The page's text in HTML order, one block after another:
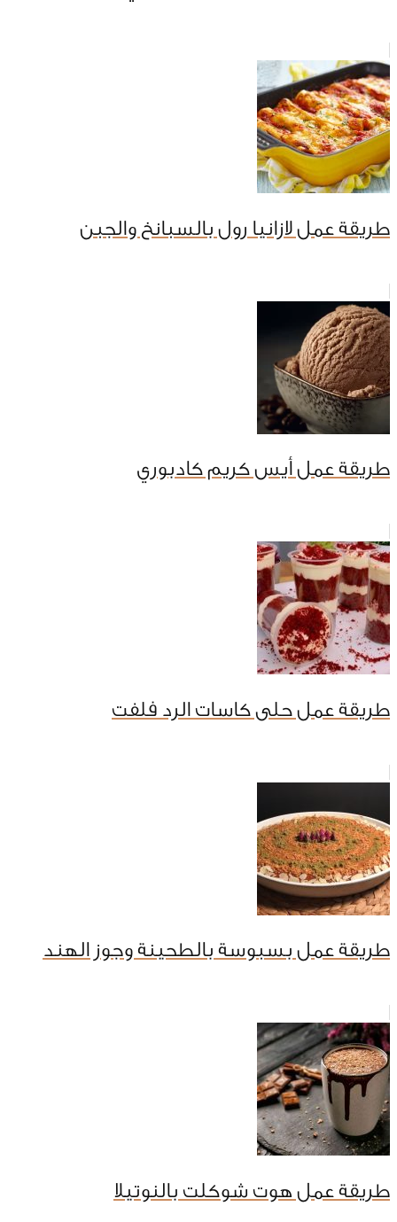
طريقة عمل لازانيا رول بالسبانخ والجبن
طريقة عمل أيس كريم كادبوري
طريقة عمل حلى كاسات الرد فلفت
طريقة عمل بسبوسة بالطحينة وجوز الهند
طريقة عمل هوت شوكلت بالنوتيلا